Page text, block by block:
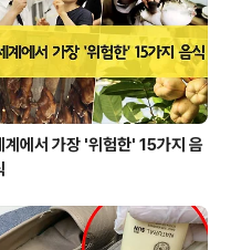
계에서 가장 '위험한' 15가지 음